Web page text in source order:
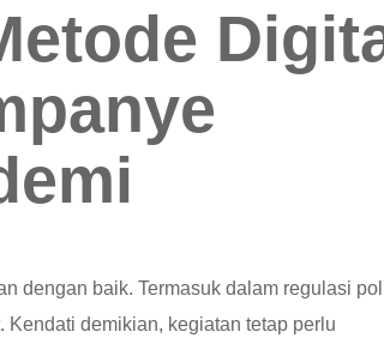
dengan baik. Termasuk dalam regulasi
demikian, kegiatan tetap perlu